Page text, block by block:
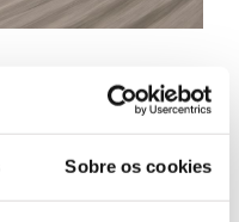
Sobre os cookies
vez num salão
Ranger Black
mostra, a marca
europeiade